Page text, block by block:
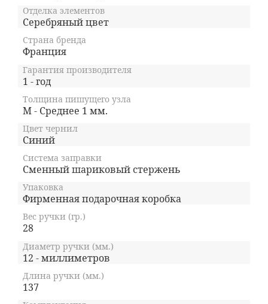
Отделка элементов
Серебряный цвет
Страна бренда
Франция
Гарантия производителя
1 - год
Толщина пишущего узла
M - Среднее 1 мм.
Цвет чернил
Синий
Система заправки
Сменный шариковый стержень
Упаковка
Фирменная подарочная коробка
Вес ручки (гр.)
28
Диаметр ручки (мм.)
12 - миллиметров
Длина ручки (мм.)
137